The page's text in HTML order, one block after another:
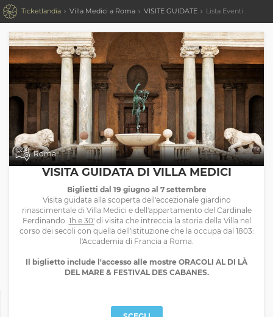
 Ticketlandia Villa Medici a Roma VISITE GUIDATE Lista Eventi
Roma
VISITA GUIDATA DI VILLA MEDICI
Biglietti dal 19 giugno al 7 settembre
Visita guidata alla scoperta dell'eccezionale giardino
rinascimentale di Villa Medici e dell'appartamento del Cardinale
Ferdinando. 1h e 30'di visita che intreccia la storia della Villa nel
corso dei secoli con quella dell'istituzione che la occupa dal 1803:
l'Accademia di Francia a Roma.
Il biglietto include l'accesso alle mostre ORACOLI AL DI LÀ
DEL MARE & FESTIVAL DES CABANES.